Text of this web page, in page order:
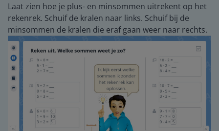
Laat zien hoe je plus- en minsommen uitrekent op het
rekenrek. Schuif de kralen naar links. Schuif bij de
minsommen de kralen die eraf gaan weer naar rechts.